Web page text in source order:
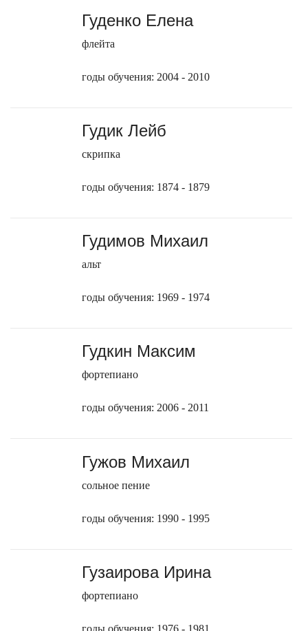
Гуденко Елена
флейта
годы обучения: 2004 - 2010
Гудик Лейб
скрипка
годы обучения: 1874 - 1879
Гудимов Михаил
альт
годы обучения: 1969 - 1974
Гудкин Максим
фортепиано
годы обучения: 2006 - 2011
Гужов Михаил
сольное пение
годы обучения: 1990 - 1995
Гузаирова Ирина
фортепиано
годы обучения: 1976 - 1981